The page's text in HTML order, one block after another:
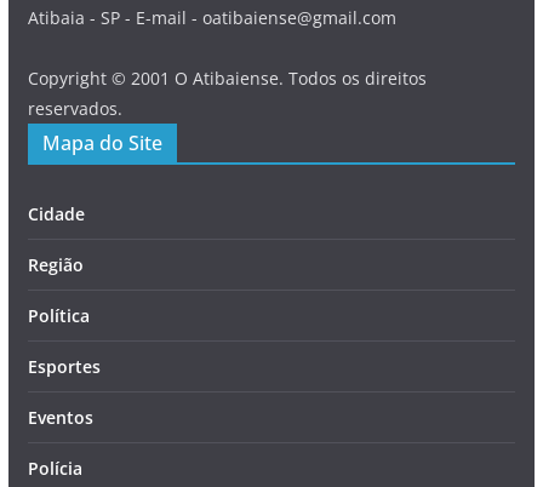
Atibaia - SP - E-mail - oatibaiense@gmail.com
Copyright © 2001 O Atibaiense. Todos os direitos
reservados.
Mapa do Site
Cidade
Região
Política
Esportes
Eventos
Polícia